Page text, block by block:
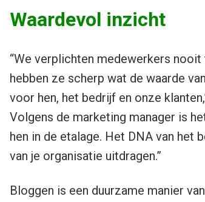
Waardevol inzicht
“We verplichten medewerkers
hebben ze scherp wat de waarde
voor hen, het bedrijf en onze
Volgens de marketing manager is
hen in de etalage. Het DNA van het
van je organisatie uitdragen.”
Bloggen is een duurzame manier